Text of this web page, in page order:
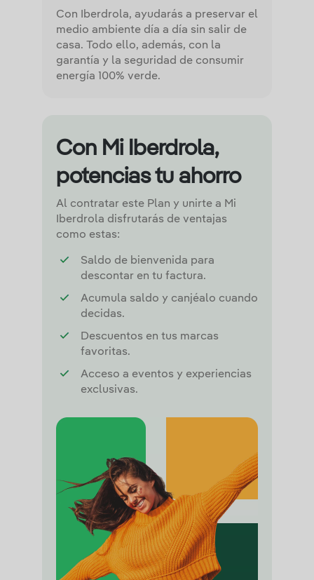
Con Iberdrola, ayudarás a preservar el
medio ambiente día a día sin salir de
casa. Todo ello, además, con la
garantía y la seguridad de consumir
energía 100% verde.
Con Mi Iberdrola,
potencias tu ahorro
Al contratar este Plan y unirte a Mi
Iberdrola disfrutarás de ventajas
como estas:
Saldo de bienvenida para
descontar en tu factura.
Acumula saldo y canjéalo cuando
decidas.
Descuentos en tus marcas
favoritas.
Acceso a eventos y experiencias
exclusivas.